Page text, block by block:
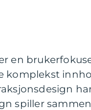
en
komplekst
spiller